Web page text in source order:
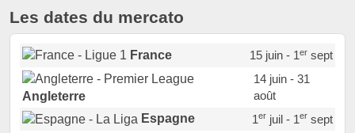
Les dates du mercato
France 15 juin - 1ersept
Angleterre
14 juin - 31
août
Espagne
1erjuil - 1ersept